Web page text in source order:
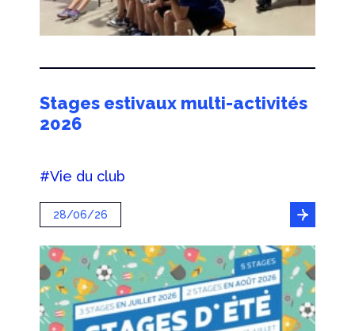
Stages estivaux multi-activités
2026
#Vie du club
28/06/26